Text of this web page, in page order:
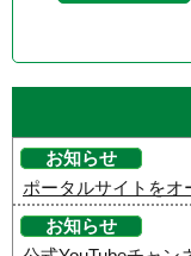
お知らせ
ポータルサイトをオ
お知らせ